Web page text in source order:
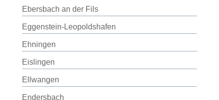
Ebersbach an der Fils
Eggenstein-Leopoldshafen
Ehningen
Eislingen
Ellwangen
Endersbach